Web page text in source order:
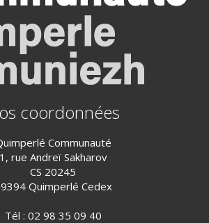
coordonnées
Communauté
1, rue Andreï Sakharov
CS 20245
Quimperlé Cedex
Tél : 02 98 35 09 40